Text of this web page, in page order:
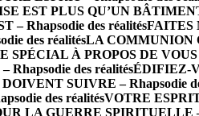
EST PLUS QU’UN
– Rhapsodie des réalitésFAITES
des réalitésLA COMMUNION
SPÉCIAL À PROPOS DE VOUS
des réalitésÉDIFIEZ-
SUIVRE – Rhapsodie
des réalitésVOTRE
LA GUERRE SPIRITUELLE –